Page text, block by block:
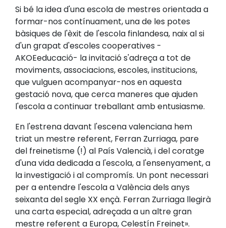
Si bé la idea d'una escola de mestres orientada a
formar-nos contínuament, una de les potes
bàsiques de l'èxit de l'escola finlandesa, naix al si
d'un grapat d'escoles cooperatives -
AKOEeducació- la invitació s'adreça a tot de
moviments, associacions, escoles, institucions,
que vulguen acompanyar-nos en aquesta
gestació nova, que cerca maneres que ajuden
l'escola a continuar treballant amb entusiasme.
En l'estrena davant l'escena valenciana hem
triat un mestre referent, Ferran Zurriaga, pare
del freinetisme (!) al País Valencià, i del coratge
d'una vida dedicada a l'escola, a l'ensenyament, a
la investigació i al compromís. Un pont necessari
per a entendre l'escola a València dels anys
seixanta del segle XX ençà. Ferran Zurriaga llegirà
una carta especial, adreçada a un altre gran
mestre referent a Europa, Celestín Freinet».